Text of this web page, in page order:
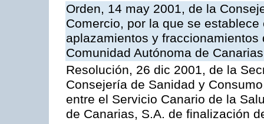
Orden, 14 may 2001, de la
Comercio, por la que se
aplazamientos y
Comunidad Autónoma de Canarias
Resolución, 26 dic 2001, de la
Consejería de Sanidad y
entre el Servicio Canario de la
de Canarias, S.A. de finalización